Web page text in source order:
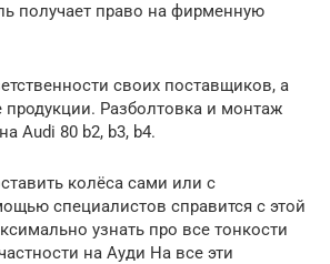
получает право на фирменную
своих поставщиков, а
продукции. Разболтовка и монтаж
Audi 80 b2, b3, b4.
колёса сами или с
специалистов справится с этой
узнать про все тонкости
на Ауди На все эти